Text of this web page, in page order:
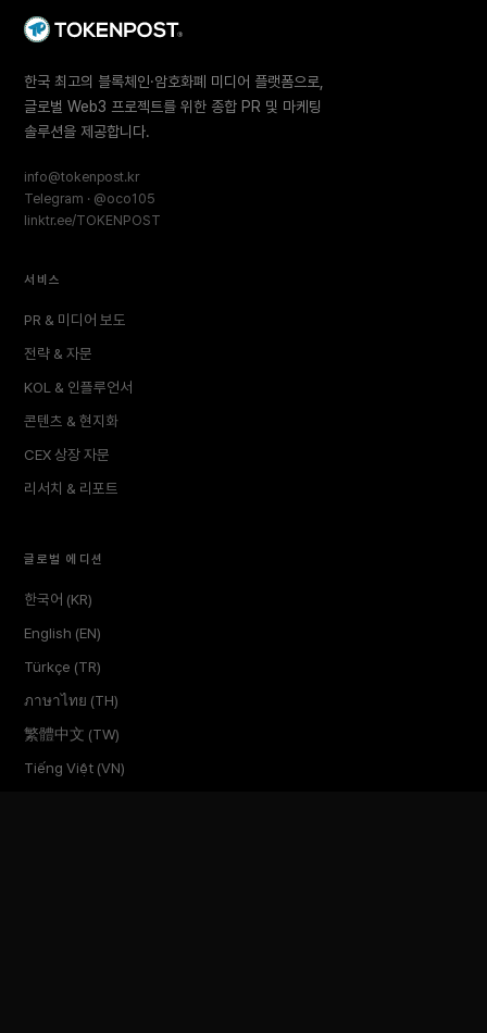
한국 최고의 블록체인·암호화폐 미디어 플랫폼으로,
글로벌 Web3 프로젝트를 위한 종합 PR 및 마케팅
솔루션을 제공합니다.
info@tokenpost.kr
Telegram · @oco105
linktr.ee/TOKENPOST
서비스
PR & 미디어 보도
전략 & 자문
KOL & 인플루언서
콘텐츠 & 현지화
CEX 상장 자문
리서치 & 리포트
글로벌 에디션
한국어 (KR)
English (EN)
Türkçe (TR)
ภาษาไทย (TH)
繁體中文 (TW)
Tiếng Việt (VN)